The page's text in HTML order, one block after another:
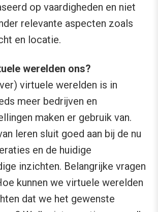
op vaardigheden en niet
relevante aspecten zoals
en locatie.
werelden ons?
virtuele werelden is in
meer bedrijven en
maken er gebruik van.
leren sluit goed aan bij de nu
en de huidige
inzichten. Belangrijke vragen
kunnen we virtuele werelden
dat we het gewenste